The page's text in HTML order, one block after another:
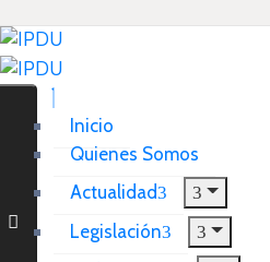
Inicio
Quienes Somos
Actualidad
Legislación